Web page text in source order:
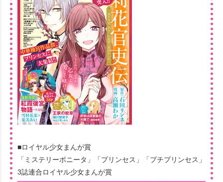
■ロイヤル少女まんが賞
「ミステリーボニータ」「プリンセス」「プチプリンセス」
3誌連合ロイヤル少女まんが賞